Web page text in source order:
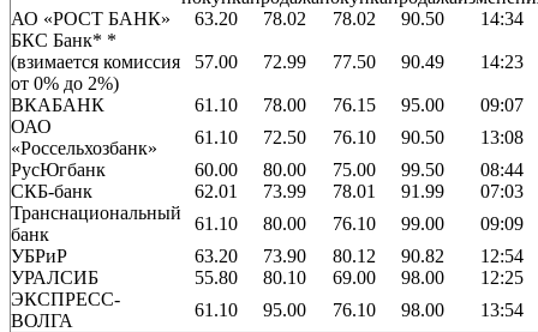
АО «РОСТ БАНК»
63.20 78.02 78.02 90.50
14:34
БКС Банк* *
(взимается комиссия
от 0% до 2%)
57.00 72.99 77.50 90.49 14:23
ВКАБАНК 61.10 78.00 76.15 95.00
09:07
ОАО
«Россельхозбанк»
61.10 72.50 76.10 90.50
13:08
РусЮгбанк
60.00 80.00 75.00 99.50
08:44
СКБ-банк
62.01 73.99 78.01 91.99
07:03
Транснациональный
банк
61.10 80.00 76.10 99.00
09:09
УБРиР
63.20 73.90 80.12 90.82
12:54
УРАЛСИБ
55.80 80.10 69.00 98.00
12:25
ЭКСПРЕСС-
ВОЛГА
61.10 95.00 76.10 98.00 13:54